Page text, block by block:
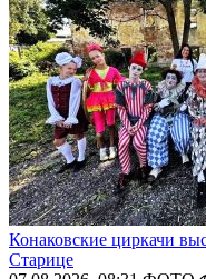
Конаковские циркачи
Старице